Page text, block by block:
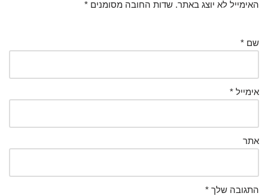
האימייל לא יוצג באתר. שדות החובה מסומנים *
שם *
אימייל *
אתר
התגובה שלך *